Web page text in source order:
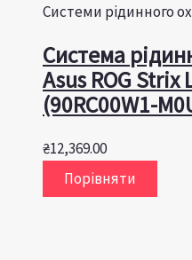
Системи рідинного
Система
Asus ROG Strix
(90RC00W1-
₴12,369.00
Порівняти